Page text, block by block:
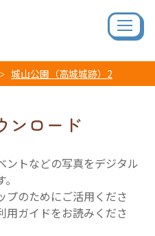
城山公園（高城城跡）2
ンロード
ントなどの写真をデジタル
プのためにご活用くださ
用ガイドをお読みくださ